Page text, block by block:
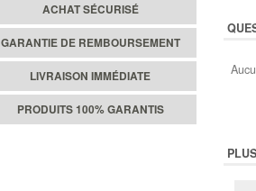
ACHAT SÉCURISÉ
GARANTIE DE REMBOURSEMENT
LIVRAISON IMMÉDIATE
PRODUITS 100% GARANTIS